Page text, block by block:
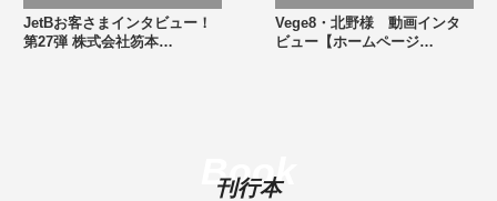
JetBお客さまインタビュー！
第27弾 株式会社笏本…
Vege8・北野様 動画インタ
ビュー【ホームページ…
刊行本
Book